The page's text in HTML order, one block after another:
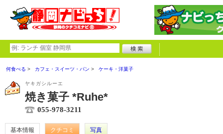
何食べる カフェ・スイーツ・パン ケーキ・洋菓子
ヤキガシルーエ
焼き菓子 *Ruhe*
055-978-3211
基本情報 クチコミ
写真